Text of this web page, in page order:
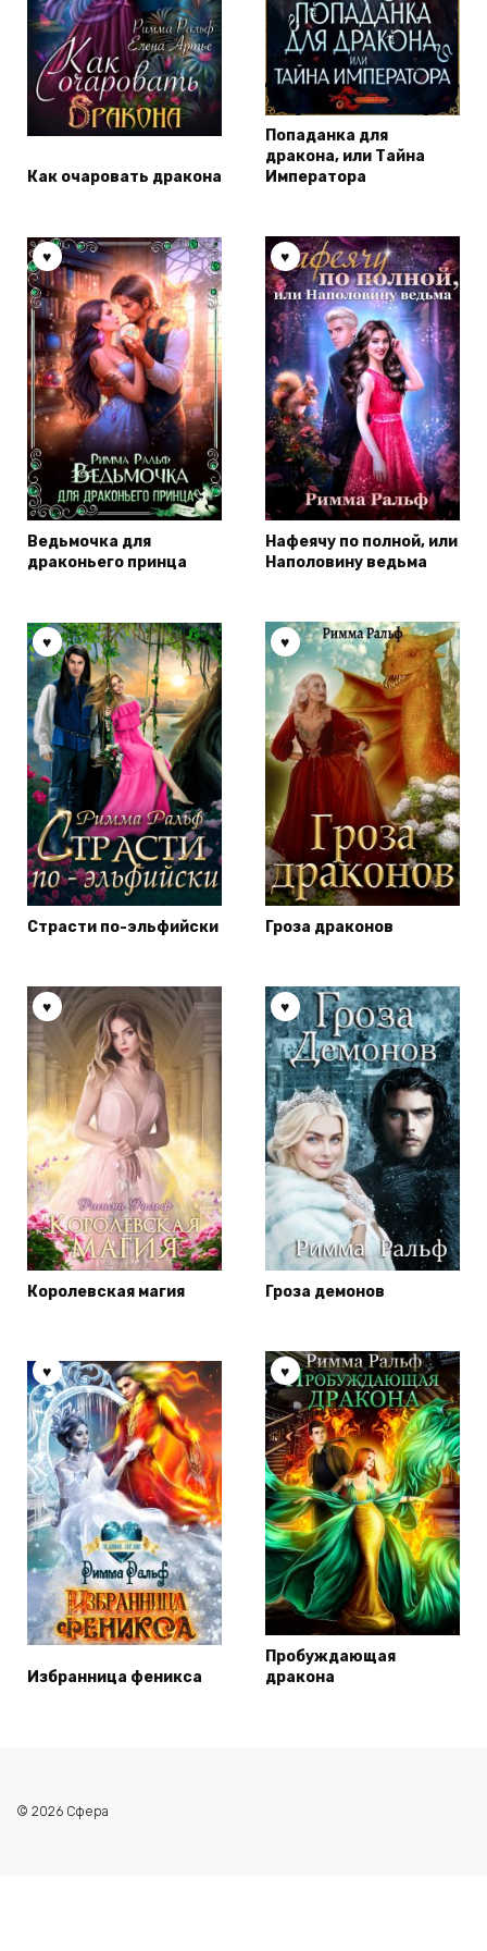
Как очаровать дракона
Попаданка для
дракона, или Тайна
Императора
Ведьмочка для
драконьего принца
Нафеячу по полной, или
Наполовину ведьма
Страсти по-эльфийски Гроза драконов
Королевская магия Гроза демонов
Избранница феникса
Пробуждающая
дракона
© 2026 Сфера